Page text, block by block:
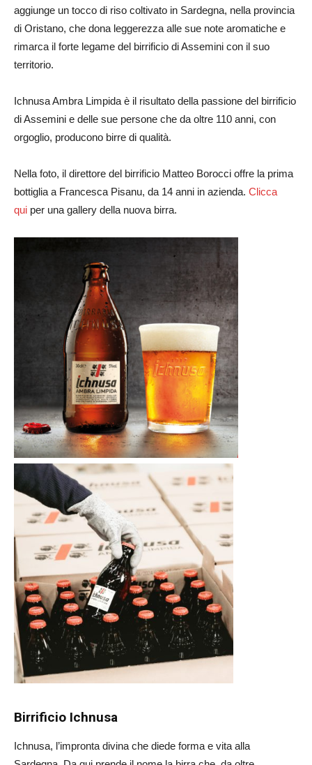
aggiunge un tocco di riso coltivato in Sardegna, nella provincia
di Oristano, che dona leggerezza alle sue note aromatiche e
rimarca il forte legame del birrificio di Assemini con il suo
territorio.
Ichnusa Ambra Limpida è il risultato della passione del birrificio
di Assemini e delle sue persone che da oltre 110 anni, con
orgoglio, producono birre di qualità.
Nella foto, il direttore del birrificio Matteo Borocci offre la prima
bottiglia a Francesca Pisanu, da 14 anni in azienda. Clicca
qui per una gallery della nuova birra.
Birrificio Ichnusa
Ichnusa, l’impronta divina che diede forma e vita alla